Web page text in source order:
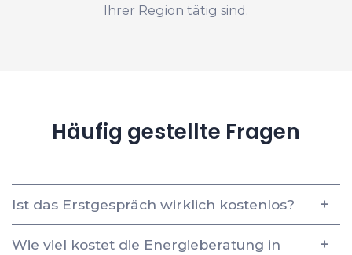
Ihrer Region tätig sind.
Häufig gestellte Fragen
Ist das Erstgespräch wirklich kostenlos?
Wie viel kostet die Energieberatung in